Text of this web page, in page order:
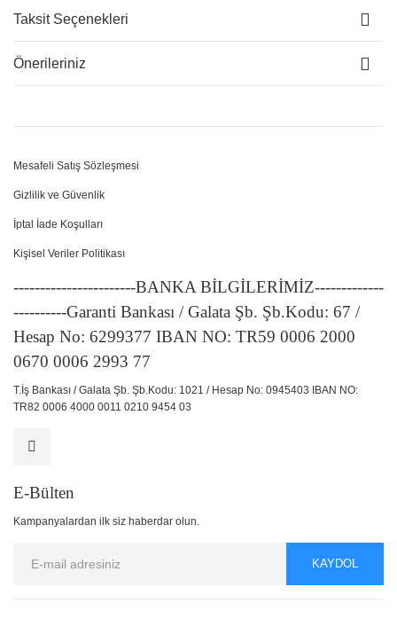
Taksit Seçenekleri
Önerileriniz
Mesafeli Satış Sözleşmesi
Gizlilik ve Güvenlik
İptal İade Koşulları
Kişisel Veriler Politikası
-----------------------BANKA BİLGİLERİMİZ-------------
----------Garanti Bankası / Galata Şb. Şb.Kodu: 67 /
Hesap No: 6299377 IBAN NO: TR59 0006 2000
0670 0006 2993 77
T.İş Bankası / Galata Şb. Şb.Kodu: 1021 / Hesap No: 0945403 IBAN NO:
TR82 0006 4000 0011 0210 9454 03
E-Bülten
Kampanyalardan ilk siz haberdar olun.
KAYDOL